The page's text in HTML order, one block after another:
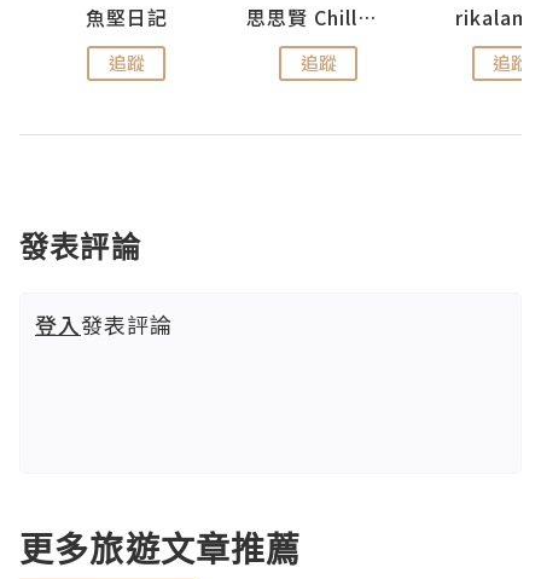
魚堅日記
追蹤
思思賢 ChillMyBabe
追蹤 追蹤
發表評論
登入發表評論
更多旅遊文章推薦